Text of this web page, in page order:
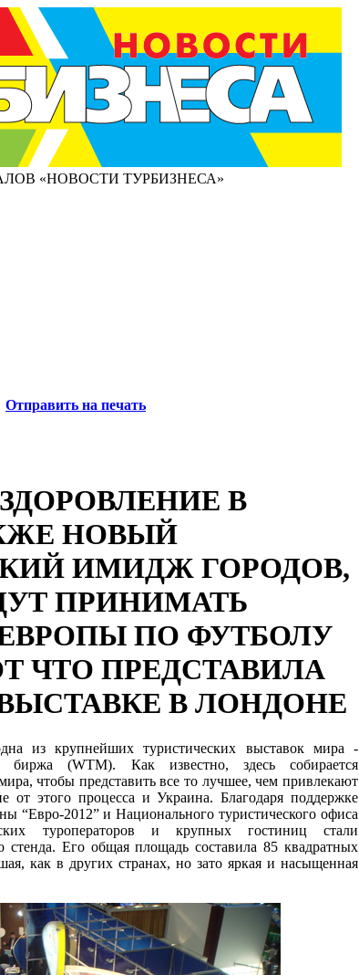
«НОВОСТИ ТУРБИЗНЕСА»
Отправить на печать
В
НОВЫЙ
ИМИДЖ ГОРОДОВ,
ПРИНИМАТЬ
ПО ФУТБОЛУ
ЧТО ПРЕДСТАВИЛА
В ЛОНДОНЕ
из крупнейших туристических выставок мира -
биржа (WTM). Как известно, здесь собирается
чтобы представить все то лучшее, чем привлекают
от этого процесса и Украина. Благодаря поддержке
“Евро-2012” и Национального туристического офиса
туроператоров и крупных гостиниц стали
стенда. Его общая площадь составила 85 квадратных
как в других странах, но зато яркая и насыщенная